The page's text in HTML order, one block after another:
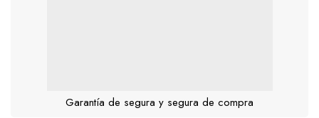
Garantía de segura y segura de compra